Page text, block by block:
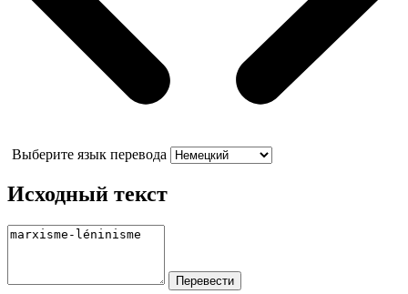
Выберите язык перевода
Исходный текст